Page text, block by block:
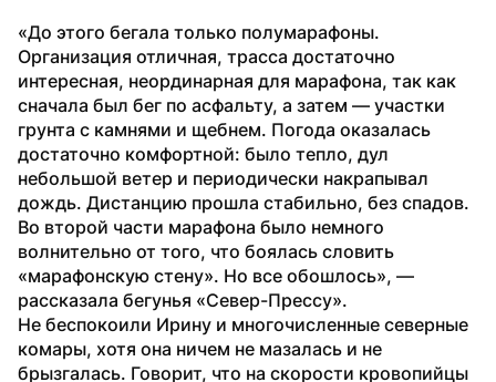
«До этого бегала только полумарафоны.
Организация отличная, трасса достаточно
интересная, неординарная для марафона, так как
сначала был бег по асфальту, а затем — участки
грунта с камнями и щебнем. Погода оказалась
достаточно комфортной: было тепло, дул
небольшой ветер и периодически накрапывал
дождь. Дистанцию прошла стабильно, без спадов.
Во второй части марафона было немного
волнительно от того, что боялась словить
«марафонскую стену». Но все обошлось», —
рассказала бегунья «Север-Прессу».
Не беспокоили Ирину и многочисленные северные
комары, хотя она ничем не мазалась и не
брызгалась. Говорит, что на скорости кровопийцы